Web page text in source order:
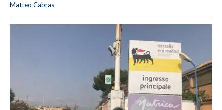
Matteo Cabras